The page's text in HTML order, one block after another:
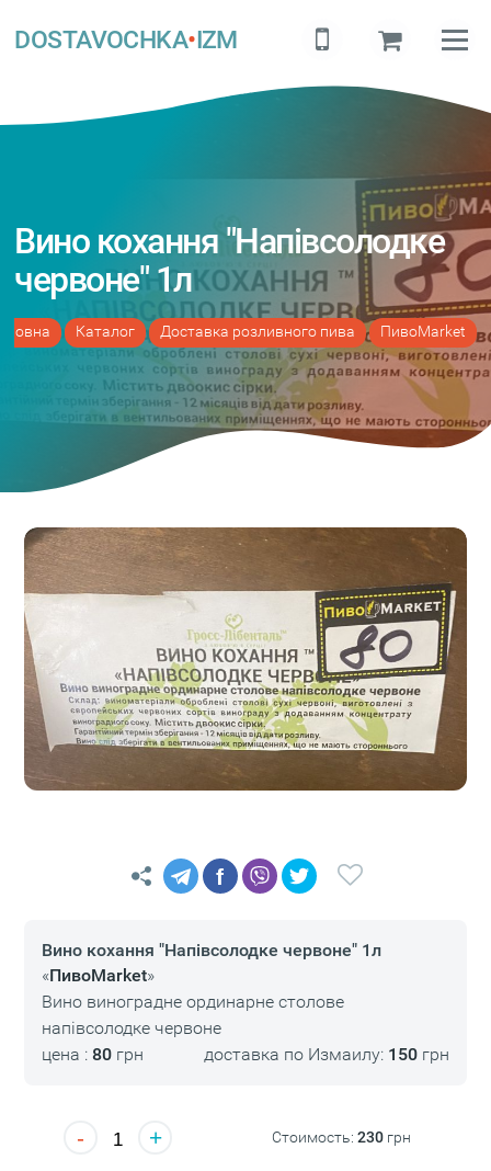
DOSTAVOCHKA•IZM
Вино кохання "Напівсолодке
червоне" 1л
Каталог Доставка розливного пива ПивоMarket
f
Вино кохання "Напівсолодке червоне" 1л
«ПивоMarket»
Вино виноградне ординарне столове
напівсолодке червоне
цена : 80грн доставка по Измаилу: 150 грн
- + Стоимость:230 грн